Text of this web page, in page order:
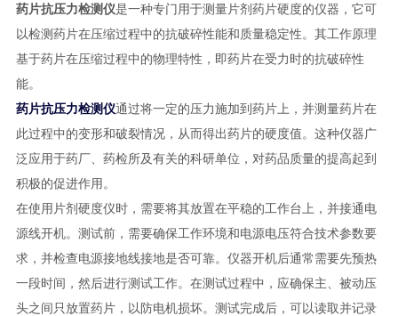
药片抗压力检测仪是一种专门用于测量片剂药片硬度的仪器，它可
以检测药片在压缩过程中的抗破碎性能和质量稳定性。其工作原理
基于药片在压缩过程中的物理特性，即药片在受力时的抗破碎性
能。
药片抗压力检测仪通过将一定的压力施加到药片上，并测量药片在
此过程中的变形和破裂情况，从而得出药片的硬度值。这种仪器广
泛应用于药厂、药检所及有关的科研单位，对药品质量的提高起到
积极的促进作用。
在使用片剂硬度仪时，需要将其放置在平稳的工作台上，并接通电
源线开机。测试前，需要确保工作环境和电源电压符合技术参数要
求，并检查电源接地线接地是否可靠。仪器开机后通常需要先预热
一段时间，然后进行测试工作。在测试过程中，应确保主、被动压
头之间只放置药片，以防电机损坏。测试完成后，可以读取并记录